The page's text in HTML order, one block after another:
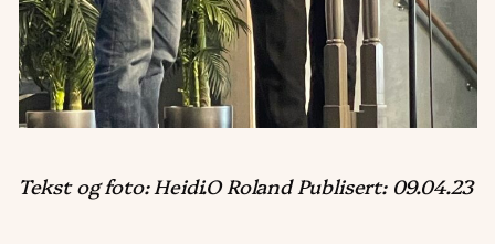
Tekst og foto: Heidi.O Roland Publisert: 09.04.23